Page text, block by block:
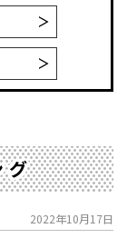
グ
2022年10月17日